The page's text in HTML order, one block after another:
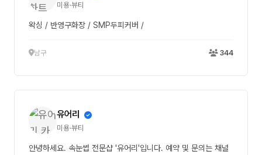
미용·뷰티
왁싱 / 반영구화장 / SMP두피커버 /
남구 344
유어리
미용·뷰티
안녕하세요. 속눈썹 전문샵 '유어리'입니다. 예약 및 문의는 채널